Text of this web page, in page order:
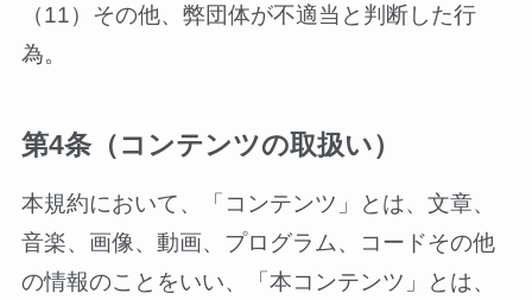
（11）その他、弊団体が不適当と判断した行
為。
第4条（コンテンツの取扱い）
本規約において、「コンテンツ」とは、文章、
音楽、画像、動画、プログラム、コードその他
の情報のことをいい、「本コンテンツ」とは、